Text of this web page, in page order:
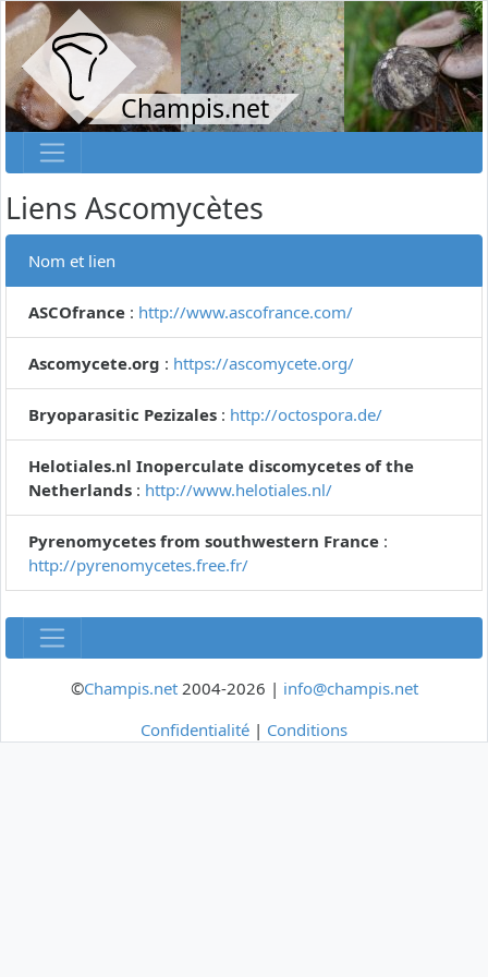
Champis.net
Liens Ascomycètes
Nom et lien
ASCOfrance : http://www.ascofrance.com/
Ascomycete.org : https://ascomycete.org/
Bryoparasitic Pezizales : http://octospora.de/
Helotiales.nl Inoperculate discomycetes of the
Netherlands : http://www.helotiales.nl/
Pyrenomycetes from southwestern France :
http://pyrenomycetes.free.fr/
©Champis.net2004-2026 | info@champis.net
Confidentialité | Conditions